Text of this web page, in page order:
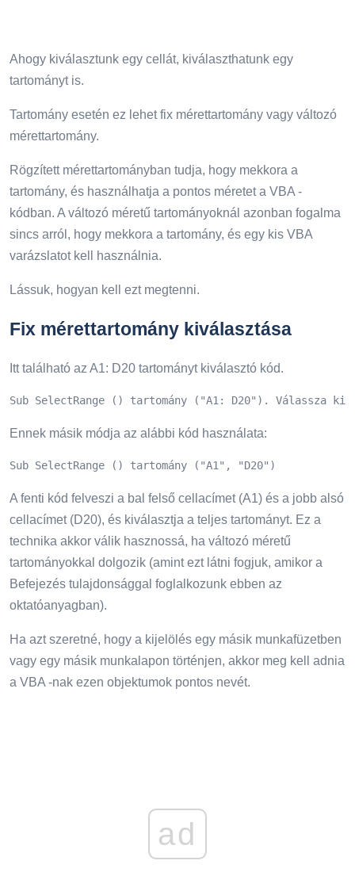
Ahogy kiválasztunk egy cellát, kiválaszthatunk egy
tartományt is.
Tartomány esetén ez lehet fix mérettartomány vagy változó
mérettartomány.
Rögzített mérettartományban tudja, hogy mekkora a
tartomány, és használhatja a pontos méretet a VBA -
kódban. A változó méretű tartományoknál azonban fogalma
sincs arról, hogy mekkora a tartomány, és egy kis VBA
varázslatot kell használnia.
Lássuk, hogyan kell ezt megtenni.
Fix mérettartomány kiválasztása
Itt található az A1: D20 tartományt kiválasztó kód.
Sub SelectRange () tartomány ("A1: D20"). Válassza ki
Ennek másik módja az alábbi kód használata:
Sub SelectRange () tartomány ("A1", "D20")
A fenti kód felveszi a bal felső cellacímet (A1) és a jobb alsó
cellacímet (D20), és kiválasztja a teljes tartományt. Ez a
technika akkor válik hasznossá, ha változó méretű
tartományokkal dolgozik (amint ezt látni fogjuk, amikor a
Befejezés tulajdonsággal foglalkozunk ebben az
oktatóanyagban).
Ha azt szeretné, hogy a kijelölés egy másik munkafüzetben
vagy egy másik munkalapon történjen, akkor meg kell adnia
a VBA -nak ezen objektumok pontos nevét.
ad